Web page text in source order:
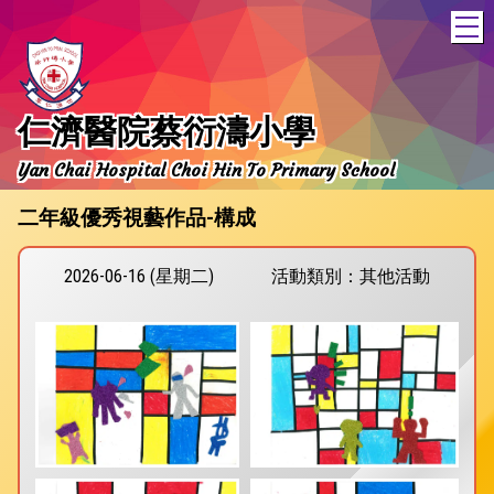
仁濟醫院蔡衍濤小學
Yan Chai Hospital Choi Hin To Primary School
二年級優秀視藝作品-構成
2026-06-16 (星期二) 活動類別：其他活動